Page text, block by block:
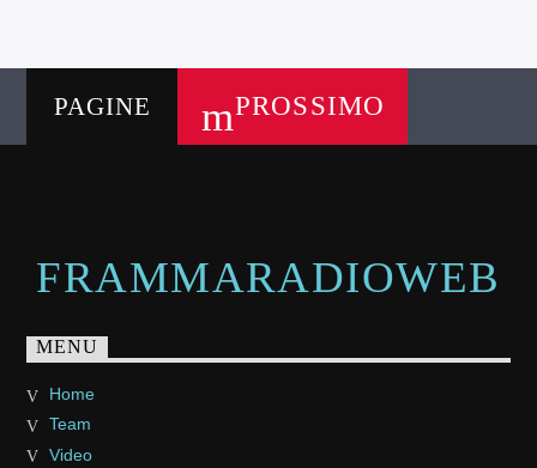
PAGINE PROSSIMO
FRAMMARADIOWEB
MENU
Home
Team
Video